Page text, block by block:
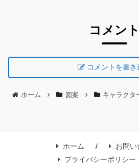
コメント
コメントを書き
ホーム 図案 キャラクタ
ホーム
お問い
プライバシーポリシー